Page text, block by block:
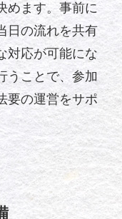
めます。事前に
日の流れを共有
対応が可能にな
うことで、参加
要の運営をサポ